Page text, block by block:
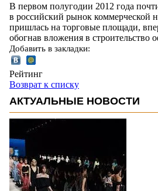
В первом полугодии 2012 года
в российский рынок коммерческой
пришлась на торговые площади,
обогнав вложения в
Добавить в закладки:
Рейтинг
Возврат к списку
АКТУАЛЬНЫЕ НОВОСТИ